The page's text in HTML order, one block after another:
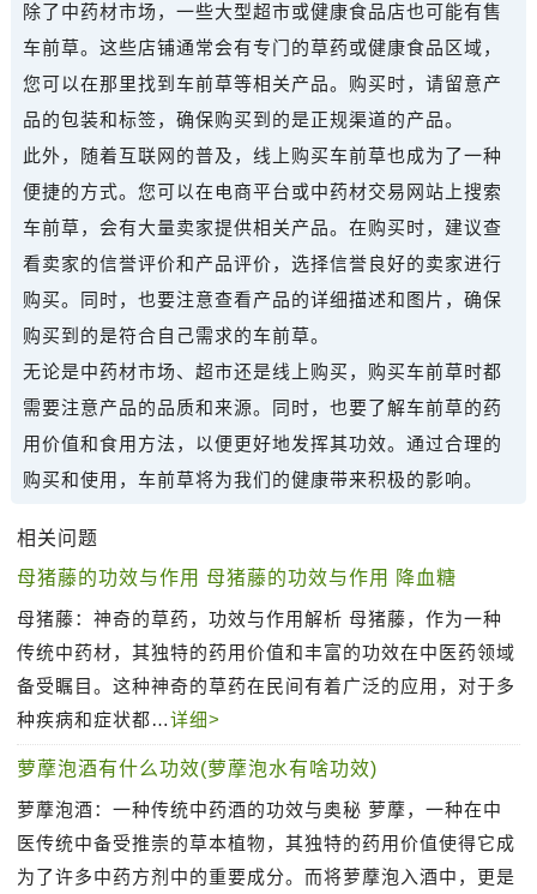
除了中药材市场，一些大型超市或健康食品店也可能有售
车前草。这些店铺通常会有专门的草药或健康食品区域，
您可以在那里找到车前草等相关产品。购买时，请留意产
品的包装和标签，确保购买到的是正规渠道的产品。
此外，随着互联网的普及，线上购买车前草也成为了一种
便捷的方式。您可以在电商平台或中药材交易网站上搜索
车前草，会有大量卖家提供相关产品。在购买时，建议查
看卖家的信誉评价和产品评价，选择信誉良好的卖家进行
购买。同时，也要注意查看产品的详细描述和图片，确保
购买到的是符合自己需求的车前草。
无论是中药材市场、超市还是线上购买，购买车前草时都
需要注意产品的品质和来源。同时，也要了解车前草的药
用价值和食用方法，以便更好地发挥其功效。通过合理的
购买和使用，车前草将为我们的健康带来积极的影响。
相关问题
母猪藤的功效与作用 母猪藤的功效与作用 降血糖
母猪藤：神奇的草药，功效与作用解析 母猪藤，作为一种
传统中药材，其独特的药用价值和丰富的功效在中医药领域
备受瞩目。这种神奇的草药在民间有着广泛的应用，对于多
种疾病和症状都…详细>
萝藦泡酒有什么功效(萝藦泡水有啥功效)
萝藦泡酒：一种传统中药酒的功效与奥秘 萝藦，一种在中
医传统中备受推崇的草本植物，其独特的药用价值使得它成
为了许多中药方剂中的重要成分。而将萝藦泡入酒中，更是